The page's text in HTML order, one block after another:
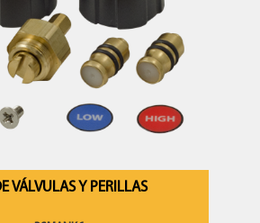
VÁLVULAS Y PERILLAS